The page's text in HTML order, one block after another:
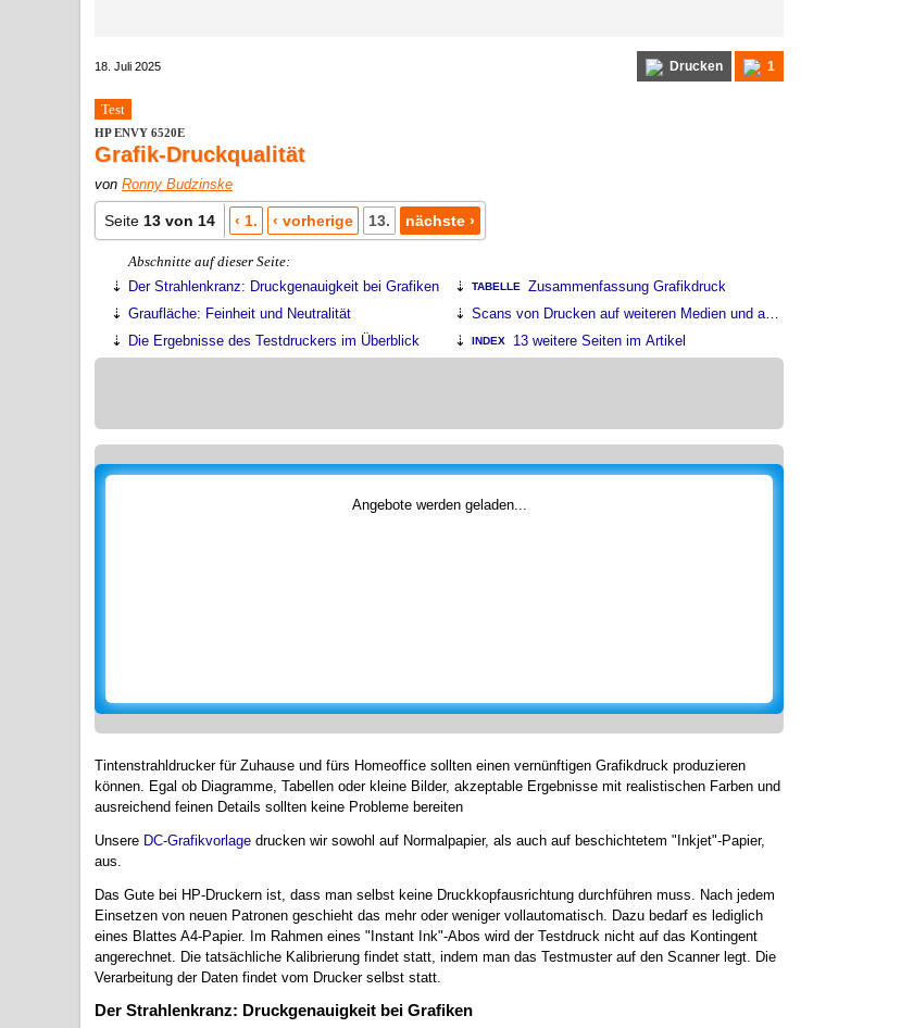
18. Juli 2025 Drucken 1
Test
HP ENVY 6520E
Grafik-Druckqualität
von Ronny Budzinske
Seite 13 von 14 ‹ 1. ‹ vorherige 13. nächste ›
Abschnitte auf dieser Seite:
Der Strahlenkranz: Druckgenauigkeit bei Grafiken
Graufläche: Feinheit und Neutralität
Die Ergebnisse des Testdruckers im Überblick
TABELLE
Zusammenfassung Grafikdruck
Scans von Drucken auf weiteren Medien und anderen Qualitätsstufen
INDEX 13 weitere Seiten im Artikel
Angebote werden geladen...
Tintenstrahldrucker für Zuhause und fürs Homeoffice sollten einen vernünftigen Grafikdruck produzieren
können. Egal ob Diagramme, Tabellen oder kleine Bilder, akzeptable Ergebnisse mit realistischen Farben und
ausreichend feinen Details sollten keine Probleme bereiten
Unsere DC-Grafikvorlage drucken wir sowohl auf Normalpapier, als auch auf beschichtetem "Inkjet"-Papier,
aus.
Das Gute bei HP-Druckern ist, dass man selbst keine Druckkopfausrichtung durchführen muss. Nach jedem
Einsetzen von neuen Patronen geschieht das mehr oder weniger vollautomatisch. Dazu bedarf es lediglich
eines Blattes A4-Papier. Im Rahmen eines "Instant Ink"-Abos wird der Testdruck nicht auf das Kontingent
angerechnet. Die tatsächliche Kalibrierung findet statt, indem man das Testmuster auf den Scanner legt. Die
Verarbeitung der Daten findet vom Drucker selbst statt.
Der Strahlenkranz: Druckgenauigkeit bei Grafiken